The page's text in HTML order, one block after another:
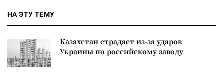
НА ЭТУ ТЕМУ
Казахстан страдает из-за ударов
Украины по российскому заводу